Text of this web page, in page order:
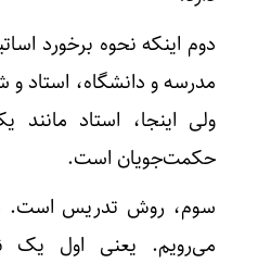
دوم اینکه نحوه برخورد
مدرسه و دانشگاه، استاد و
ولی اینجا، استاد مانند
حکمت‌جویان است.
سوم، روش تدریس است.
می‌رویم. یعنی اول یک